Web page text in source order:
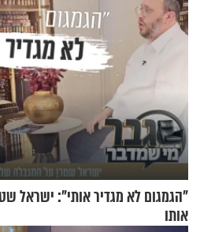
"הגמגום לא מגדיר אותי": ישראל
אותו